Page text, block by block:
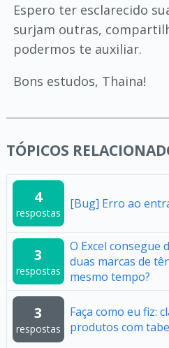
Espero ter esclarecido
surjam outras,
podermos te auxiliar.
Bons estudos, Thaina!
TÓPICOS
4
respostas
[Bug] Erro ao
3
respostas
O Excel
duas marcas de
mesmo tempo?
3
respostas
Faça como eu fiz:
produtos com